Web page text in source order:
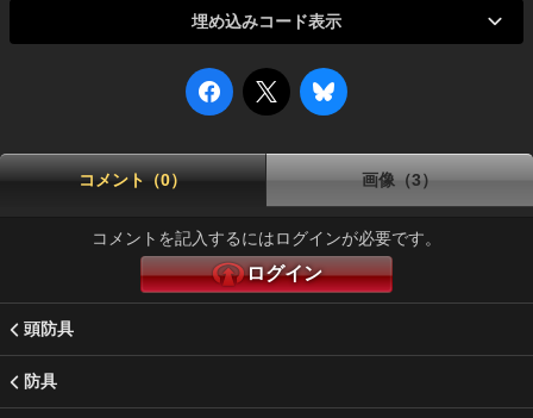
埋め込みコード表示
コメント（0） 画像（3）
コメントを記入するにはログインが必要です。
ログイン
頭防具
防具